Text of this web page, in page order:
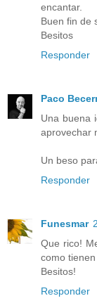
encantar.
Buen fin de
Besitos
Responder
Paco
Una buena
aprovechar
Un beso
Responder
Funesmar
Que rico!
como
Besitos!
Responder